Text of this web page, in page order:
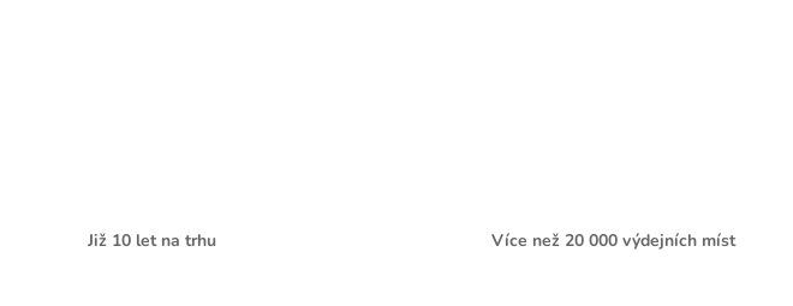
Již 10 let na trhu Více než 20 000 výdejních míst